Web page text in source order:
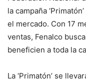
la campaña
el mercado. Con 17
ventas, Fenalco
beneficien a toda la
La ‘Primatón’ se